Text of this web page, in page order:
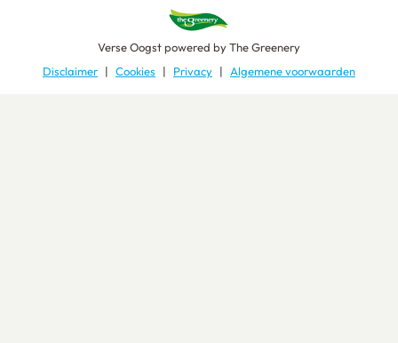
Verse Oogstpowered byThe Greenery
Disclaimer
Cookies Privacy Algemene voorwaarden